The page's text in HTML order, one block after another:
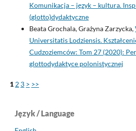
Komunikacja – język – kultura.
(glotto)dydaktyczne
Beata Grochala, Grażyna Zarzycka,
Universitatis Lodziensis.
Cudzoziemców: Tom 27 (2020):
glottodydaktyce polonistycznej
1 2 3 > >>
Język / Language